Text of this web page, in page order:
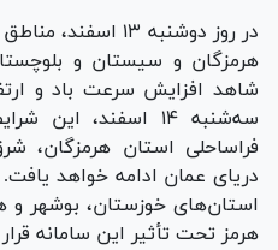
در روز دوشنبه ۱۳
هرمزگان و سیستان و
شاهد افزایش سرعت باد و
سه‌شنبه ۱۴ اسفند،
فراساحلی استان هرمزگان،
استان‌های خوزستان، بوشهر و
هرمز تحت تأثیر این سامانه